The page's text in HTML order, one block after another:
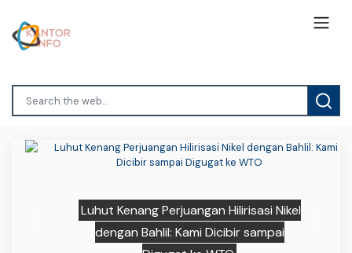
Luhut Kenang Perjuangan Hilirisasi Nikel
dengan Bahlil: Kami Dicibir sampai